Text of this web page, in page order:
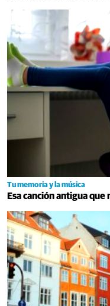
Tu memoria y la música
Esa canción antigua